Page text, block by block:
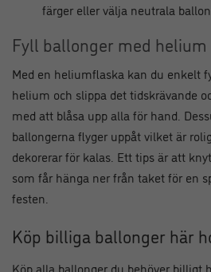
färger eller välja neutrala
Fyll ballonger med
Med en heliumflaska kan du enkelt
helium och slippa det tidskrävande
med att blåsa upp alla för hand.
ballongerna flyger uppåt vilket är
dekorerar för kalas. Ett tips är att
som får hänga ner från taket för en
festen.
Köp billiga ballonger här
Köp alla ballonger du behöver billigt